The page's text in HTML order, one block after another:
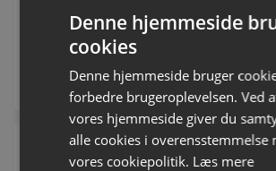
DKK 215,00
inkl. moms
Køb
Fra
NYHED
Denne hjemmeside
cookies
Denne hjemmeside bruger
forbedre brugeroplevelsen. Ved
vores hjemmeside giver du
alle cookies i overensstemmelse
vores cookiepolitik. Læs mere